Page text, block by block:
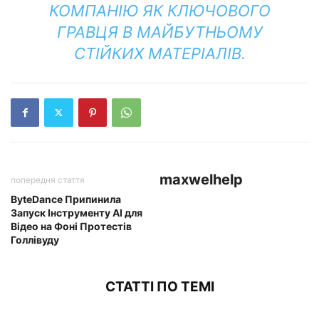
КОМПАНІЮ ЯК КЛЮЧОВОГО
ГРАВЦЯ В МАЙБУТНЬОМУ
СТІЙКИХ МАТЕРІАЛІВ.
попередня стаття
ByteDance Припинила
Запуск Інструменту AI для
Відео на Фоні Протестів
Голлівуду
maxwelhelp
СТАТТІ ПО ТЕМІ